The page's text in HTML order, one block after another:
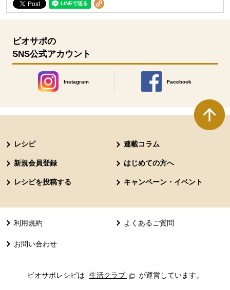
ビオサポの
SNS公式アカウント
Instagram
別のウィンドウで開きます。
Facebook
別のウィンドウで開きます
レシピ 連載コラム
新規会員登録 はじめての方へ
レシピを投稿する キャンペーン・イベント
利用規約 よくあるご質問
お問い合わせ
ビオサポレシピは 生活クラブ 別のウィンドウで開きます。
が運営しています。